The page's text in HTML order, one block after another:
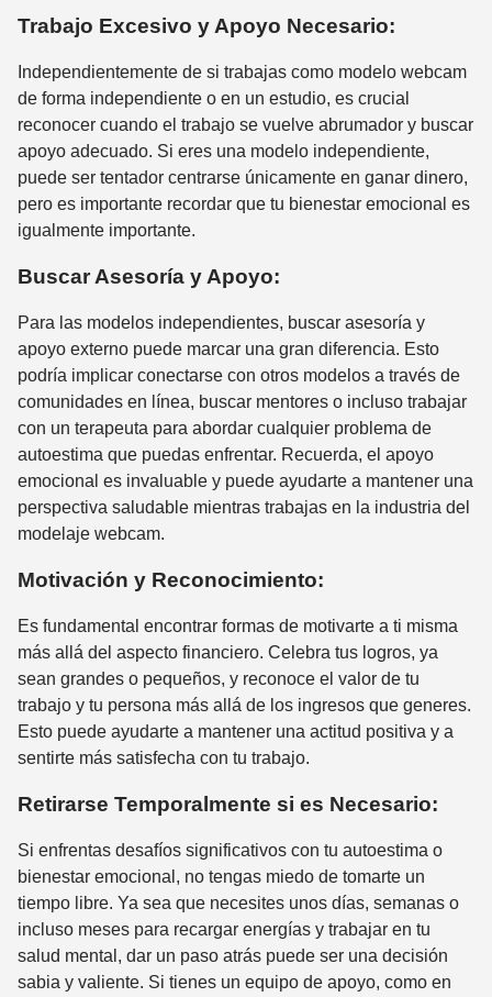
Trabajo Excesivo y Apoyo Necesario:
Independientemente de si trabajas como modelo webcam
de forma independiente o en un estudio, es crucial
reconocer cuando el trabajo se vuelve abrumador y buscar
apoyo adecuado. Si eres una modelo independiente,
puede ser tentador centrarse únicamente en ganar dinero,
pero es importante recordar que tu bienestar emocional es
igualmente importante.
Buscar Asesoría y Apoyo:
Para las modelos independientes, buscar asesoría y
apoyo externo puede marcar una gran diferencia. Esto
podría implicar conectarse con otros modelos a través de
comunidades en línea, buscar mentores o incluso trabajar
con un terapeuta para abordar cualquier problema de
autoestima que puedas enfrentar. Recuerda, el apoyo
emocional es invaluable y puede ayudarte a mantener una
perspectiva saludable mientras trabajas en la industria del
modelaje webcam.
Motivación y Reconocimiento:
Es fundamental encontrar formas de motivarte a ti misma
más allá del aspecto financiero. Celebra tus logros, ya
sean grandes o pequeños, y reconoce el valor de tu
trabajo y tu persona más allá de los ingresos que generes.
Esto puede ayudarte a mantener una actitud positiva y a
sentirte más satisfecha con tu trabajo.
Retirarse Temporalmente si es Necesario:
Si enfrentas desafíos significativos con tu autoestima o
bienestar emocional, no tengas miedo de tomarte un
tiempo libre. Ya sea que necesites unos días, semanas o
incluso meses para recargar energías y trabajar en tu
salud mental, dar un paso atrás puede ser una decisión
sabia y valiente. Si tienes un equipo de apoyo, como en